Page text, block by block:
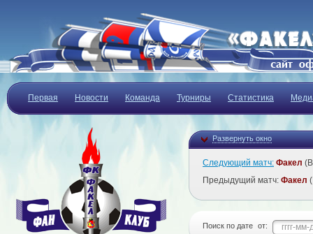
Первая Новости Команда Турниры Статистика
Развернуть окно
Следующий матч: Факел
Предыдущий матч: Факел
Поиск по дате от: